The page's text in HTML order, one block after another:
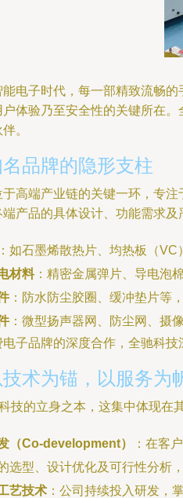
电子时代，每一部精致流畅
体验乃至安全性的关键所在
。
品牌的隐形支柱
高端产业链的关键一环，专
产品的具体设计、功能需求
：如石墨烯散热片、均热板（
材料：精密金属弹片、导电泡
：防水防尘胶圈、缓冲垫片等
：微型扬声器网、防尘网、摄
子品牌的深度合作，全驰科
术为锚，以服务为
技的立身之本，这集中体现在
（Co-development）
：在客
选型、设计优化及可行性分析
艺技术 ：公司持续投入研发，